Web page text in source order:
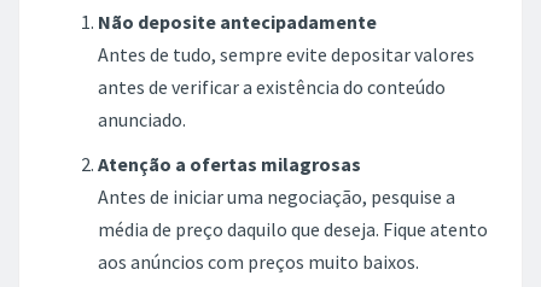
Não deposite antecipadamente
Antes de tudo, sempre evite depositar valores
antes de verificar a existência do conteúdo
anunciado.
Atenção a ofertas milagrosas
Antes de iniciar uma negociação, pesquise a
média de preço daquilo que deseja. Fique atento
aos anúncios com preços muito baixos.